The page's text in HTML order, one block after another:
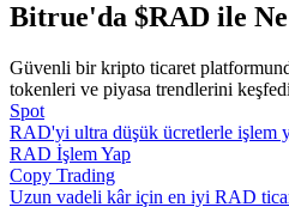
Rehber
Bitrue'da $RAD ile
Güvenli bir kripto ticaret
tokenleri ve piyasa trendlerini
Spot
RAD'yi ultra düşük ücretlerle işlem
RAD İşlem Yap
Copy Trading
Uzun vadeli kâr için en iyi RAD